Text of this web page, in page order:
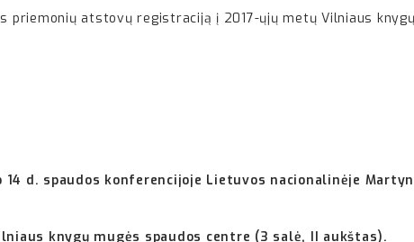
atstovų registraciją į 2017-ųjų metų Vilniaus
d. spaudos konferencijoje Lietuvos nacionalinėje
knygų mugės spaudos centre (3 salė, II aukštas).